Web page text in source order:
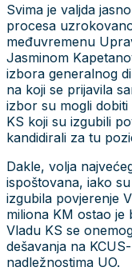
Svima je valjda
procesa
međuvremenu
Jasminom
izbora generalnog
na koji se prijavila
izbor su mogli
KS koji su izgubili
kandidirali za tu
Dakle, volja
ispoštovana, iako
izgubila povjerenje
miliona KM ostao je
Vladu KS se
dešavanja na
nadležnostima UO.